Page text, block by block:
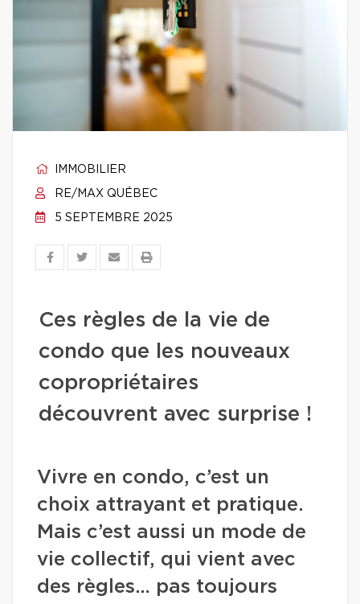
IMMOBILIER
RE/MAX QUÉBEC
5 SEPTEMBRE 2025
Ces règles de la vie de
condo que les nouveaux
copropriétaires
découvrent avec surprise !
Vivre en condo, c’est un
choix attrayant et pratique.
Mais c’est aussi un mode de
vie collectif, qui vient avec
des règles… pas toujours